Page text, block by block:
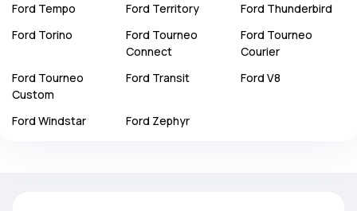
Ford Tempo Ford Territory Ford Thunderbird
Ford Torino Ford Tourneo
Connect
Ford Tourneo
Courier
Ford Tourneo
Custom
Ford Transit Ford V8
Ford Windstar Ford Zephyr